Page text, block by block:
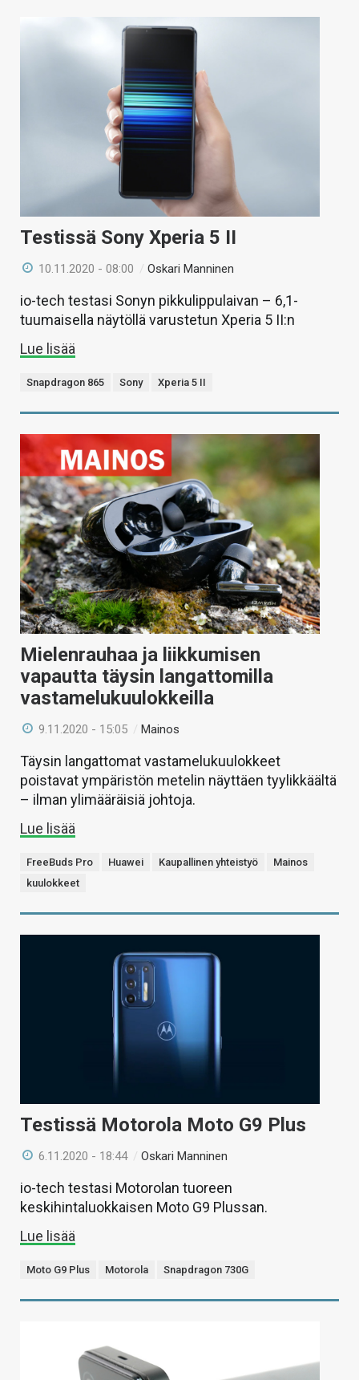
Testissä Sony Xperia 5 II
10.11.2020 - 08:00 /Oskari Manninen
io-tech testasi Sonyn pikkulippulaivan – 6,1-
tuumaisella näytöllä varustetun Xperia 5 II:n
Lue lisää
Snapdragon 865 Sony Xperia 5 II
Mielenrauhaa ja liikkumisen
vapautta täysin langattomilla
vastamelukuulokkeilla
9.11.2020 - 15:05 /Mainos
Täysin langattomat vastamelukuulokkeet
poistavat ympäristön metelin näyttäen tyylikkäältä
– ilman ylimääräisiä johtoja.
Lue lisää
FreeBuds Pro Huawei Kaupallinen yhteistyö
Mainos
kuulokkeet
Testissä Motorola Moto G9 Plus
6.11.2020 - 18:44 /Oskari Manninen
io-tech testasi Motorolan tuoreen
keskihintaluokkaisen Moto G9 Plussan.
Lue lisää
Moto G9 Plus Motorola Snapdragon 730G